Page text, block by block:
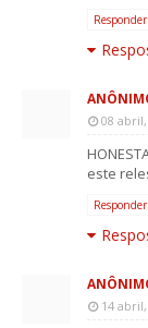
Responder
08 abril,
este
Responder
14